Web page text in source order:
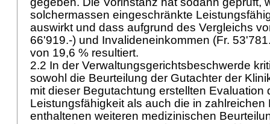
solchermassen eingeschränkte
auswirkt und dass aufgrund des Vergleichs
66'919.-) und Invalideneinkommen (Fr.
von 19,6 % resultiert.
2.2 In der Verwaltungsgerichtsbeschwerde
sowohl die Beurteilung der Gutachter der
mit dieser Begutachtung erstellten Evaluation
Leistungsfähigkeit als auch die in zahlreichen
enthaltenen weiteren medizinischen